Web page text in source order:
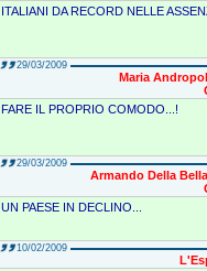
ITALIANI DA RECORD NELLE
29/03/2009
Maria
FARE IL PROPRIO COMODO...!
29/03/2009
Armando Della
UN PAESE IN DECLINO...
10/02/2009